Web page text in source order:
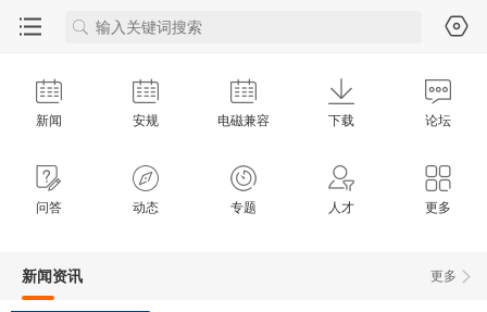
新闻 安规 电磁兼容 下载 论坛
问答 动态 专题 人才 更多
更多
新闻资讯